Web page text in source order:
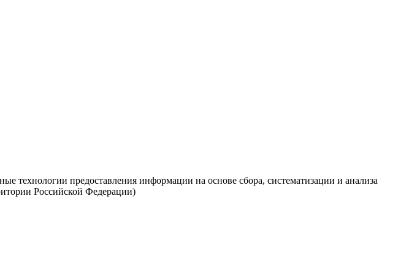
технологии предоставления информации на основе сбора, систематизации и анализа
Российской Федерации)